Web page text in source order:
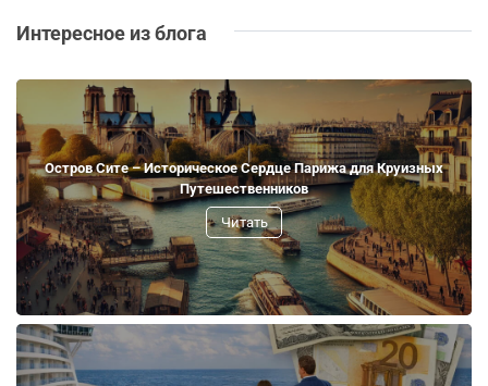
Интересное из блога
Остров Сите – Историческое Сердце Парижа для Круизных
Путешественников
Читать